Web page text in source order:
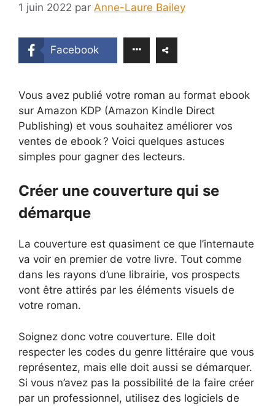
1 juin 2022 par Anne-Laure Bailey
Facebook
Vous avez publié votre roman au format ebook
sur Amazon KDP (Amazon Kindle Direct
Publishing) et vous souhaitez améliorer vos
ventes de ebook ? Voici quelques astuces
simples pour gagner des lecteurs.
Créer une couverture qui se
démarque
La couverture est quasiment ce que l’internaute
va voir en premier de votre livre. Tout comme
dans les rayons d’une librairie, vos prospects
vont être attirés par les éléments visuels de
votre roman.
Soignez donc votre couverture. Elle doit
respecter les codes du genre littéraire que vous
représentez, mais elle doit aussi se démarquer.
Si vous n’avez pas la possibilité de la faire créer
par un professionnel, utilisez des logiciels de